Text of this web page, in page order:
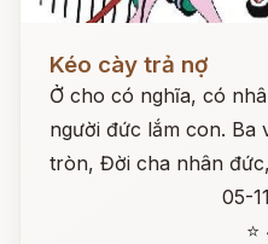
Kéo cày trả nợ
Ở cho có nghĩa, có
người đức lắm con. Ba
tròn, Đời cha nhân
05-